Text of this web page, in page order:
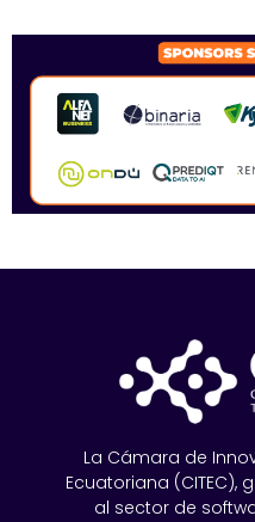
La Cámara de
Ecuatoriana (CITEC),
al sector de